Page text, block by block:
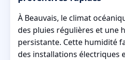
À Beauvais, le climat
des pluies régulières et une
persistante. Cette humidité
des installations électriques